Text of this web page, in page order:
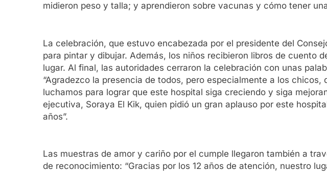
midieron peso y talla; y aprendieron sobre vacunas y cómo tener
La celebración, que estuvo encabezada por el presidente del
para pintar y dibujar. Además, los niños recibieron libros de cuento
lugar. Al final, las autoridades cerraron la celebración con unas
“Agradezco la presencia de todos, pero especialmente a los
luchamos para lograr que este hospital siga creciendo y siga
ejecutiva, Soraya El Kik, quien pidió un gran aplauso por este
años”.
Las muestras de amor y cariño por el cumple llegaron también a
de reconocimiento: “Gracias por los 12 años de atención, nuestro